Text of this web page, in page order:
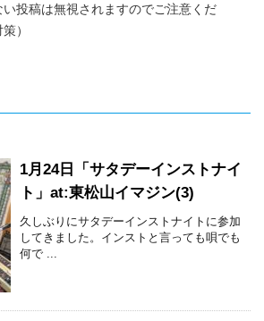
い投稿は無視されますのでご注意くだ
）
1月24日「サタデーインストナイ
ト」at:東松山イマジン(3)
久しぶりにサタデーインストナイトに参加
してきました。インストと言っても唄でも
何で ...